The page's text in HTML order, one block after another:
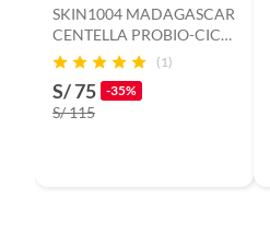
SKIN1004 MADAGASCAR
CENTELLA PROBIO-CICA
BAKUCHIOL EYE CREAM
(1)
S/ 75 -35%
S/ 115